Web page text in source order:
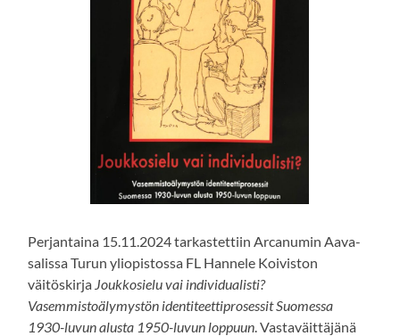
Perjantaina 15.11.2024 tarkastettiin Arcanumin Aava-
salissa Turun yliopistossa FL Hannele Koiviston
väitöskirja Joukkosielu vai individualisti?
Vasemmistoälymystön identiteettiprosessit Suomessa
1930-luvun alusta 1950-luvun loppuun . Vastaväittäjänä